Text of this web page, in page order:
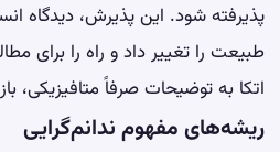
پذیرفته شود. این پذیرش، دیدگاه
طبیعت را تغییر داد و راه را برای
اتکا به توضیحات صرفاً متافیزیکی،
ریشه‌های مفهوم ندانم‌گرایی